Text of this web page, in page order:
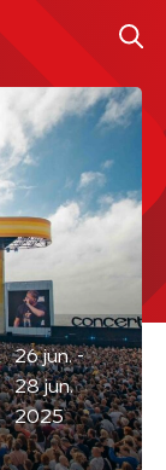
26 jun. -
28 jun.
2025